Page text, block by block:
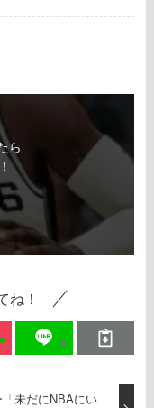
ら
ね！
「未だにNBAにい